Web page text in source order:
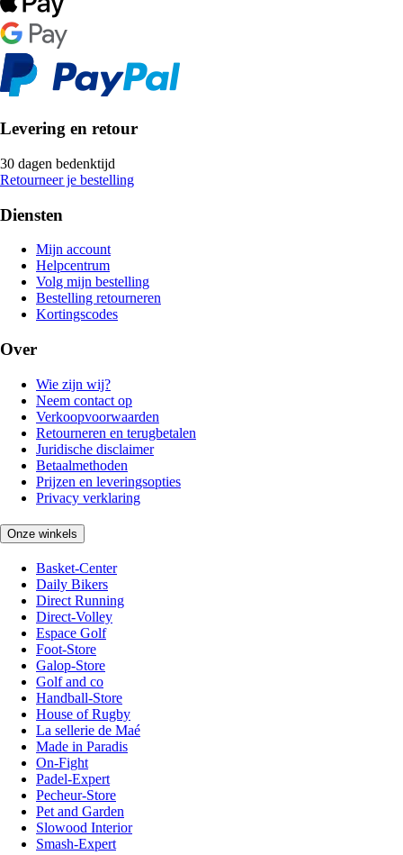
Levering en retour
30 dagen bedenktijd
Retourneer je bestelling
Diensten
Mijn account
Helpcentrum
Volg mijn bestelling
Bestelling retourneren
Kortingscodes
Over
Wie zijn wij?
Neem contact op
Verkoopvoorwaarden
Retourneren en terugbetalen
Juridische disclaimer
Betaalmethoden
Prijzen en leveringsopties
Privacy verklaring
Onze winkels
Basket-Center
Daily Bikers
Direct Running
Direct-Volley
Espace Golf
Foot-Store
Galop-Store
Golf and co
Handball-Store
House of Rugby
La sellerie de Maé
Made in Paradis
On-Fight
Padel-Expert
Pecheur-Store
Pet and Garden
Slowood Interior
Smash-Expert